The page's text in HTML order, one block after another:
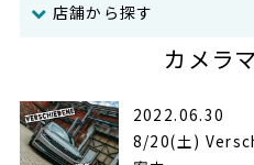
店舗から探す
カメラ
2022.06.30
8/20(土)